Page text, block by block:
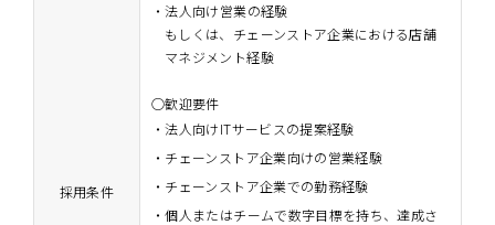
採用条件
法人向け営業の経験
もしくは、チェーンストア企業における店舗
マネジメント経験
○歓迎要件
法人向けITサービスの提案経験
チェーンストア企業向けの営業経験
チェーンストア企業での勤務経験
個人またはチームで数字目標を持ち、達成さ